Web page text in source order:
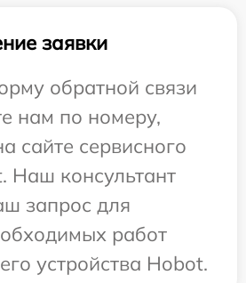
заявки
обратной связи
нам по номеру,
сайте сервисного
Наш консультант
запрос для
работ
устройства Hobot.